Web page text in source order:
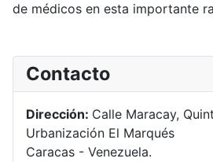
de médicos en esta importante
Contacto
Dirección: Calle Maracay,
Urbanización El Marqués
Caracas - Venezuela.